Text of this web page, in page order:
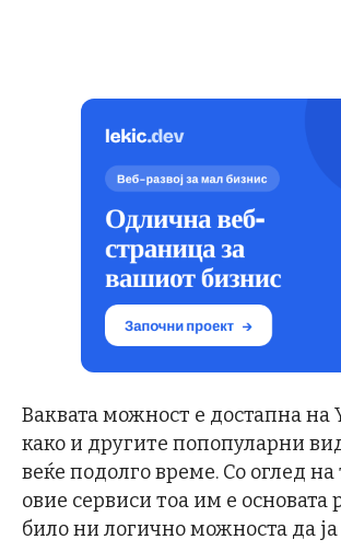
Ваквата можност е достапна на
како и другите попопуларни
веќе подолго време. Со оглед на
овие сервиси тоа им е основата
било ни логично можноста да